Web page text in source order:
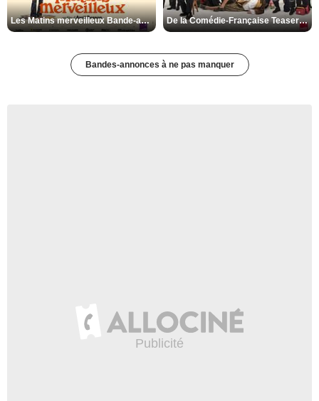
Les Matins merveilleux Bande-annonce VF De la Comédie-Française Teaser VF
Bandes-annonces à ne pas manquer